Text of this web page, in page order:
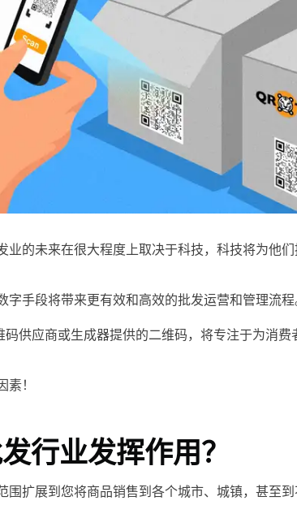
业的未来在很大程度上取决于科技，科技将为他
字手段将带来更有效和高效的批发运营和管理流
供应商或生成器提供的二维码，将专注于为消费
素！
行业发挥作用？
围扩展到您将商品销售到各个城市、城镇，甚至